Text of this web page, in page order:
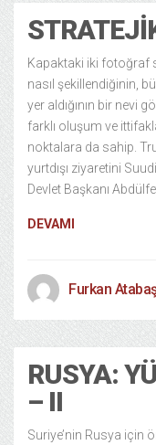
Kapaktaki iki fotoğraf
nasıl şekillendiğinin,
yer aldığının bir nevi
farklı oluşum ve
noktalara da sahip.
yurtdışı ziyaretini
Devlet Başkanı
DEVAMI
Furkan
RUSYA:
– II
Suriye’nin Rusya için